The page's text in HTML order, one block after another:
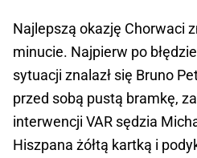
Najlepszą okazję Chorwaci
minucie. Najpierw po
sytuacji znalazł się Bruno
przed sobą pustą bramkę,
interwencji VAR sędzia
Hiszpana żółtą kartką i